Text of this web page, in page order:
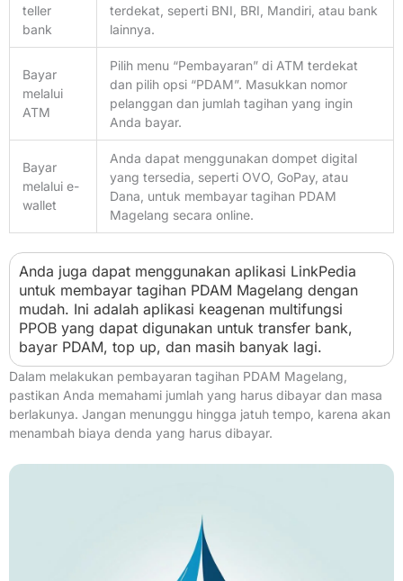
teller
bank
terdekat, seperti BNI, BRI, Mandiri, atau bank
lainnya.
Bayar
melalui
ATM
Pilih menu “Pembayaran” di ATM terdekat
dan pilih opsi “PDAM”. Masukkan nomor
pelanggan dan jumlah tagihan yang ingin
Anda bayar.
Bayar
melalui e-
wallet
Anda dapat menggunakan dompet digital
yang tersedia, seperti OVO, GoPay, atau
Dana, untuk membayar tagihan PDAM
Magelang secara online.
Anda juga dapat menggunakan aplikasi LinkPedia
untuk membayar tagihan PDAM Magelang dengan
mudah. Ini adalah aplikasi keagenan multifungsi
PPOB yang dapat digunakan untuk transfer bank,
bayar PDAM, top up, dan masih banyak lagi.
Dalam melakukan pembayaran tagihan PDAM Magelang,
pastikan Anda memahami jumlah yang harus dibayar dan masa
berlakunya. Jangan menunggu hingga jatuh tempo, karena akan
menambah biaya denda yang harus dibayar.